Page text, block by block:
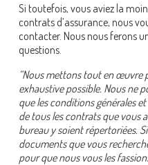
Si toutefois, vous aviez la
contrats d’assurance, nous
contacter. Nous nous ferons
questions.
“Nous mettons tout en œuvre
exhaustive possible. Nous ne
que les conditions générales
de tous les contrats que vous
bureau y soient répertoriées.
documents que vous
pour que nous vous les